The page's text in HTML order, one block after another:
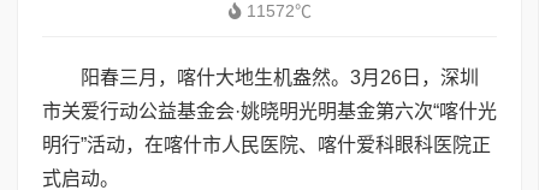
11572℃
阳春三月，喀什大地生机盎然。3月26日，深圳
市关爱行动公益基金会·姚晓明光明基金第六次“喀什光
明行”活动，在喀什市人民医院、喀什爱科眼科医院正
式启动。